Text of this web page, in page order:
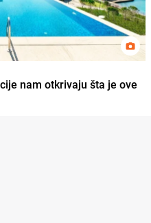
nam otkrivaju šta je ove